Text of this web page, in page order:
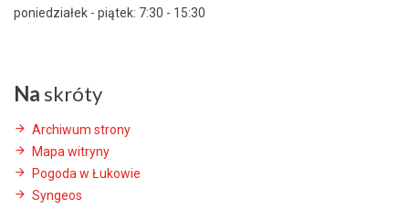
poniedziałek - piątek: 7:30 - 15:30
Na skróty
Archiwum strony
Mapa witryny
Pogoda w Łukowie
Syngeos